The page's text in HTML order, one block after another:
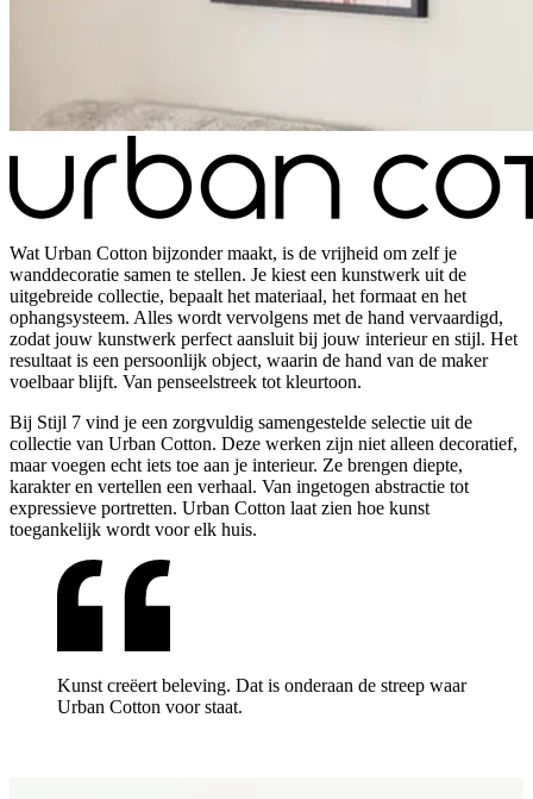
Wat Urban Cotton bijzonder maakt, is de vrijheid om zelf je
wanddecoratie samen te stellen. Je kiest een kunstwerk uit de
uitgebreide collectie, bepaalt het materiaal, het formaat en het
ophangsysteem. Alles wordt vervolgens met de hand vervaardigd,
zodat jouw kunstwerk perfect aansluit bij jouw interieur en stijl. Het
resultaat is een persoonlijk object, waarin de hand van de maker
voelbaar blijft. Van penseelstreek tot kleurtoon.
Bij Stijl 7 vind je een zorgvuldig samengestelde selectie uit de
collectie van Urban Cotton. Deze werken zijn niet alleen decoratief,
maar voegen echt iets toe aan je interieur. Ze brengen diepte,
karakter en vertellen een verhaal. Van ingetogen abstractie tot
expressieve portretten. Urban Cotton laat zien hoe kunst
toegankelijk wordt voor elk huis.
Kunst creëert beleving. Dat is onderaan de streep waar
Urban Cotton voor staat.